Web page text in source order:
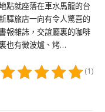
點就座落在車水馬龍的台
驛旅店一向有令人驚喜的
報雜誌，交誼廳裏的咖啡
也有微波爐、烤…
(1)